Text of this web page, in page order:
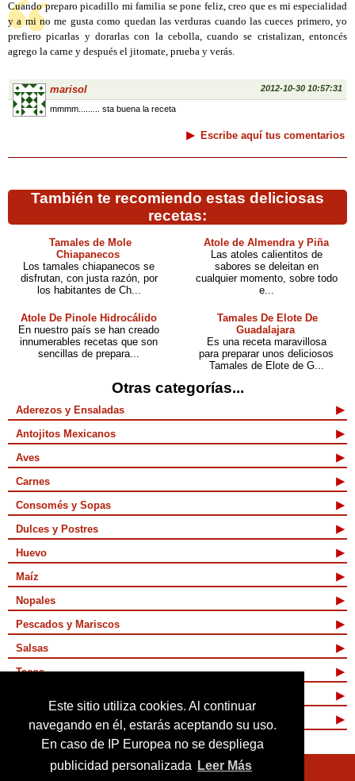
Este sitio utiliza cookies. Al continuar
navegando en él, estarás aceptando su uso.
En caso de IP Europea no se despliega
publicidad personalizada
Leer Más
Cuando preparo picadillo mi familia se pone feliz, creo que es mi especialidad
y a mi no me gusta como quedan las verduras cuando las cueces primero, yo
prefiero picarlas y dorarlas con la cebolla, cuando se cristalizan, entoncés
agrego la carne y después el jitomate, prueba y verás.
marisol 2012-10-30 10:57:31
mmmm......... sta buena la receta
Escribe aquí tus comentarios
También te recomiendo estas deliciosas
recetas:
Tamales de Mole
Chiapanecos
Los tamales chiapanecos se
disfrutan, con justa razón, por
los habitantes de Ch...
Atole de Almendra y Piña
Las atoles calientitos de
sabores se deleitan en
cualquier momento, sobre todo
e...
Atole De Pinole Hidrocálido
En nuestro país se han creado
innumerables recetas que son
sencillas de prepara...
Tamales De Elote De
Guadalajara
Es una receta maravillosa
para preparar unos deliciosos
Tamales de Elote de G...
Otras categorías...
Aderezos y Ensaladas
Antojitos Mexicanos
Aves
Carnes
Consomés y Sopas
Dulces y Postres
Huevo
Maíz
Nopales
Pescados y Mariscos
Salsas
Tacos
Vegetarianas